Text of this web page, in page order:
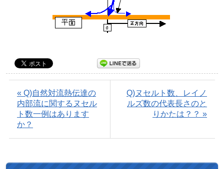
« Q)自然対流熱伝達の
内部流に関するヌセル
ト数一例はあります
か？
Q)ヌセルト数、レイノ
ルズ数の代表長さのと
りかたは？？ »